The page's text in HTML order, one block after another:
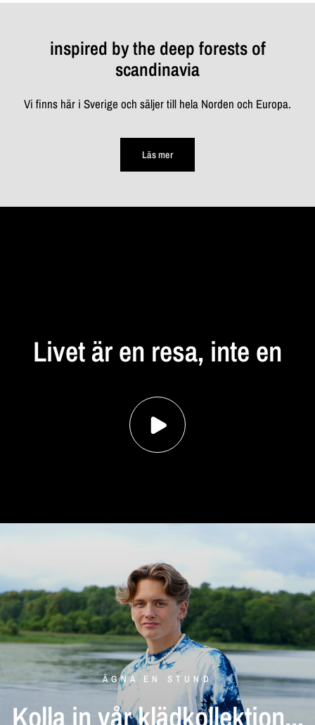
inspired by the deep forests of
scandinavia
Vi finns här i Sverige och säljer till hela Norden och Europa.
Läs mer
Livetären resa, inte en
ÄGNA EN STUND
Kolla in vårklädkollektion...